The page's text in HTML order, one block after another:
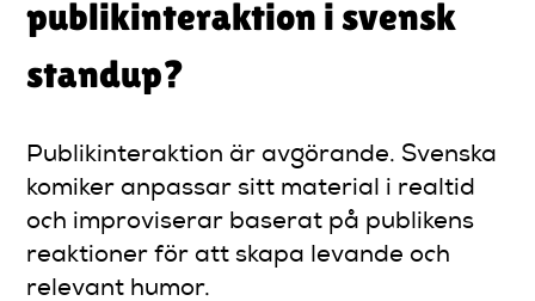
publikinteraktion i svensk
standup?
Publikinteraktion är avgörande. Svenska
komiker anpassar sitt material i realtid
och improviserar baserat på publikens
reaktioner för att skapa levande och
relevant humor.